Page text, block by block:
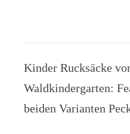
Kinder Rucksäcke
Waldkindergarten:
beiden Varianten